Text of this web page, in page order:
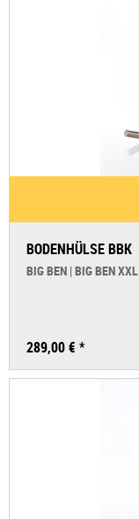
BODENHÜLSE BBK
BIG BEN | BIG BEN XXL
289,00 € *